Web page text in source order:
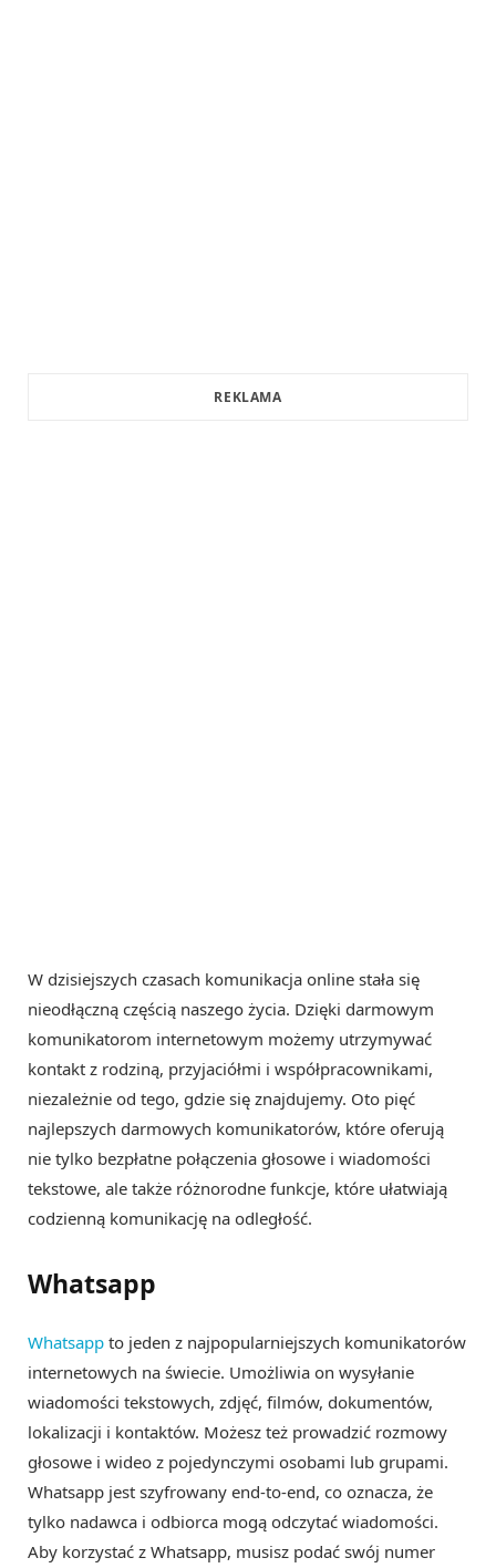
REKLAMA
W dzisiejszych czasach komunikacja online stała się
nieodłączną częścią naszego życia. Dzięki darmowym
komunikatorom internetowym możemy utrzymywać
kontakt z rodziną, przyjaciółmi i współpracownikami,
niezależnie od tego, gdzie się znajdujemy. Oto pięć
najlepszych darmowych komunikatorów, które oferują
nie tylko bezpłatne połączenia głosowe i wiadomości
tekstowe, ale także różnorodne funkcje, które ułatwiają
codzienną komunikację na odległość.
Whatsapp
Whatsapp to jeden z najpopularniejszych komunikatorów
internetowych na świecie. Umożliwia on wysyłanie
wiadomości tekstowych, zdjęć, filmów, dokumentów,
lokalizacji i kontaktów. Możesz też prowadzić rozmowy
głosowe i wideo z pojedynczymi osobami lub grupami.
Whatsapp jest szyfrowany end-to-end, co oznacza, że
tylko nadawca i odbiorca mogą odczytać wiadomości.
Aby korzystać z Whatsapp, musisz podać swój numer